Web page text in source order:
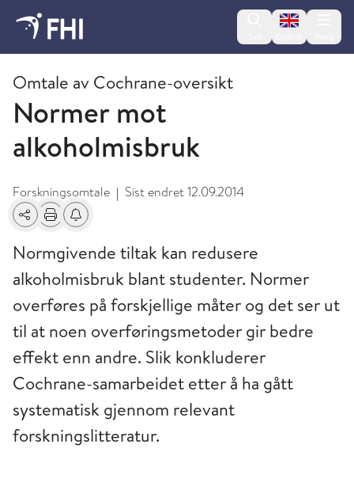
Change
2009 og eldre publikasjoner fra FHI
Omtale av Cochrane-oversikt
Normer mot
alkoholmisbruk
Forskningsomtale | Sist endret12.09.2014
Del Skriv utFå varsel om endringer
Normgivende tiltak kan redusere
alkoholmisbruk blant studenter. Normer
overføres på forskjellige måter og det ser ut
til at noen overføringsmetoder gir bedre
effekt enn andre. Slik konkluderer
Cochrane-samarbeidet etter å ha gått
systematisk gjennom relevant
forskningslitteratur.